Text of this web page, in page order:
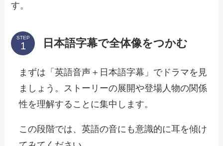
す。
STEP 日本語字幕で全体像をつかむ
まずは「英語音声＋日本語字幕」でドラマを見
ましょう。ストーリーの展開や登場人物の関係
性を理解することに集中します。
この段階では、英語の音にも意識的に耳を傾け